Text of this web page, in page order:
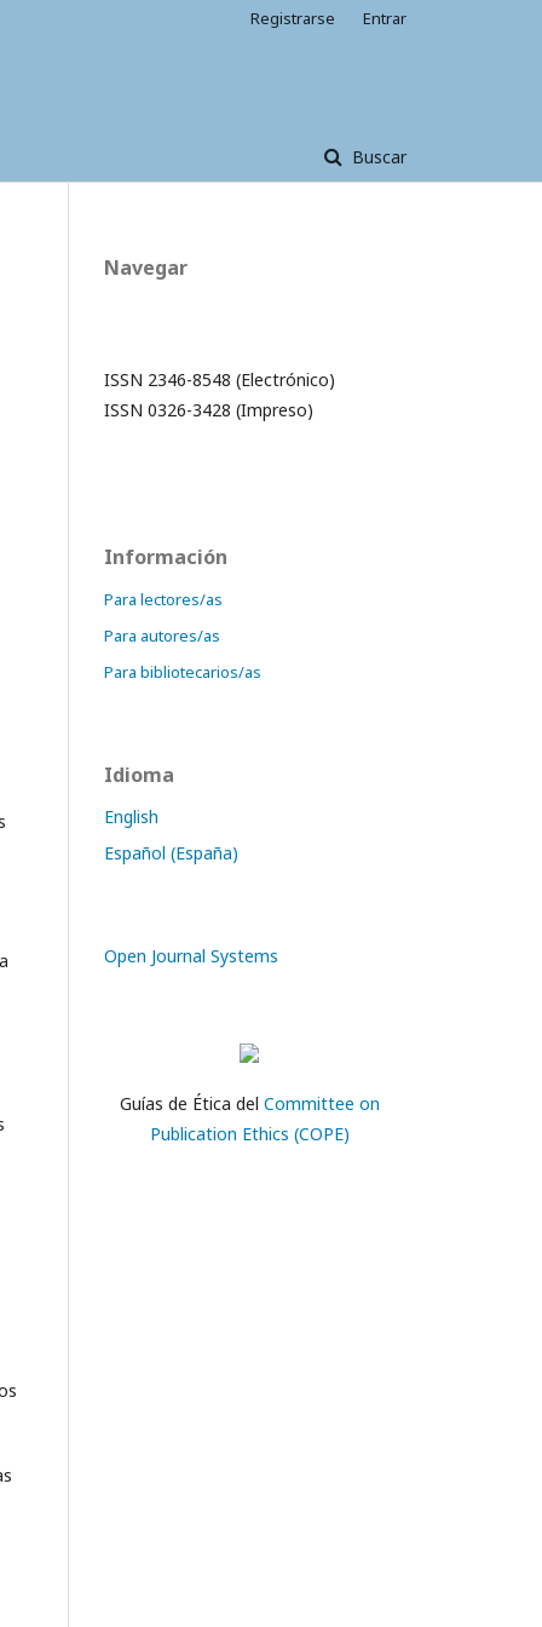
Buscar
Registrarse Entrar
Navegar
ISSN 2346-8548 (Electrónico)
ISSN 0326-3428 (Impreso)
Información
Para lectores/as
Para autores/as
Para bibliotecarios/as
Idioma
English
Español (España)
Open Journal Systems
Guías de Ética del Committee on
Publication Ethics (COPE)